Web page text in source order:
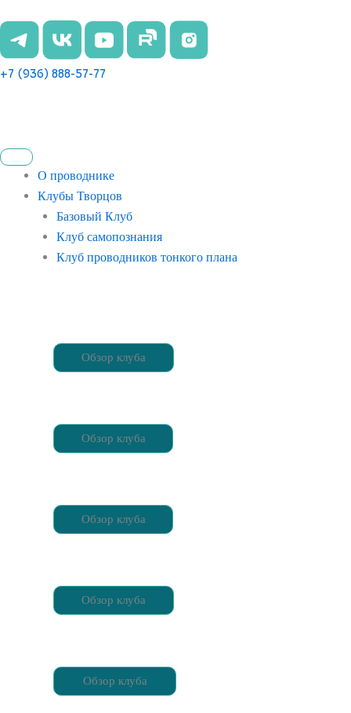
к
содержимому
+7 (936) 888-57-77
О проводнике
Клубы Творцов
Базовый Клуб
Клуб самопознания
Клуб проводников тонкого плана
Обзор клуба
Обзор клуба
Обзор клуба
Обзор клуба
Обзор клуба